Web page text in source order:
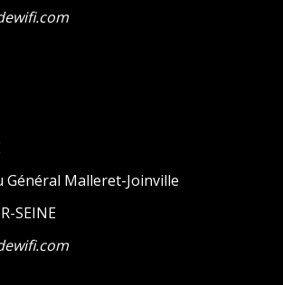
Général Malleret-Joinville
SEINE